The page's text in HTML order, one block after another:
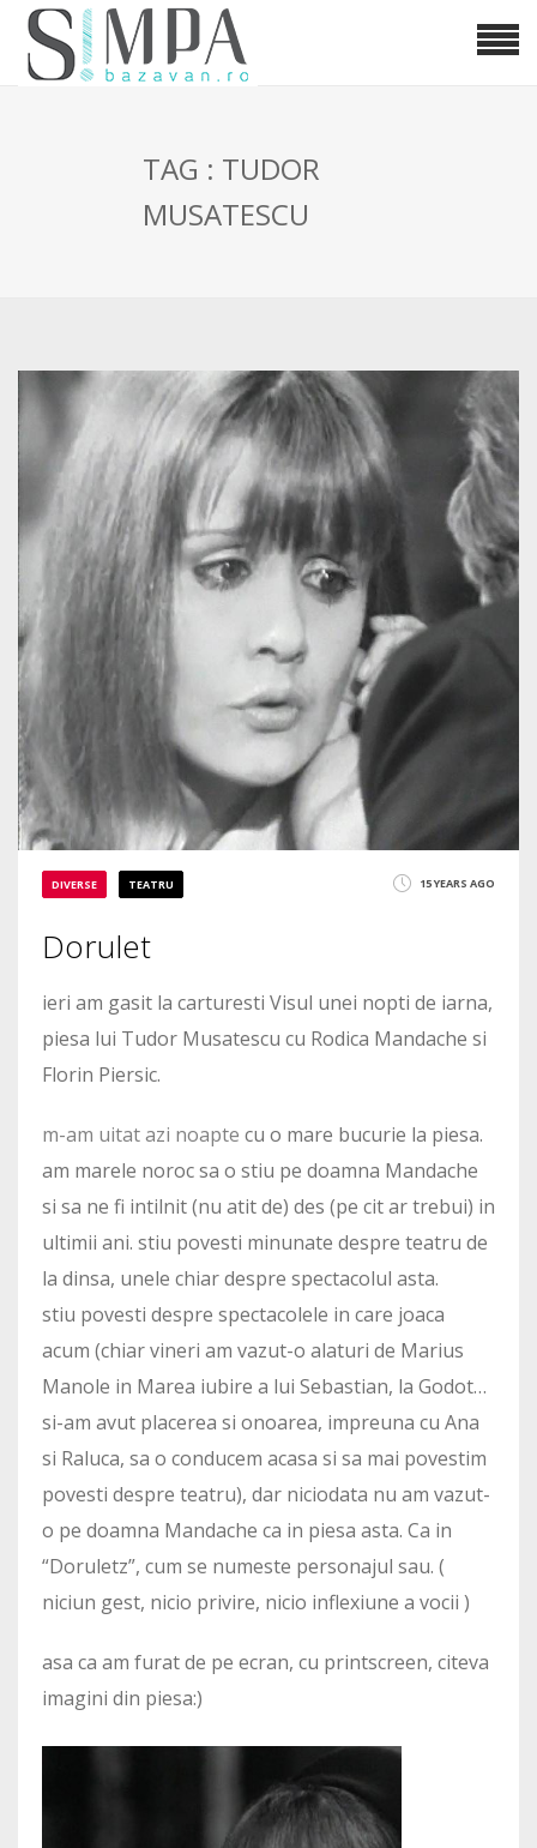
TAG : TUDOR
MUSATESCU
DIVERSE TEATRU 15 YEARS AGO
Dorulet
ieri am gasit la carturesti Visul unei nopti de iarna,
piesa lui Tudor Musatescu cu Rodica Mandache si
Florin Piersic.
m-am uitat azi noapte cu o mare bucurie la piesa.
am marele noroc sa o stiu pe doamna Mandache
si sa ne fi intilnit (nu atit de) des (pe cit ar trebui) in
ultimii ani. stiu povesti minunate despre teatru de
la dinsa, unele chiar despre spectacolul asta.
stiu povesti despre spectacolele in care joaca
acum (chiar vineri am vazut-o alaturi de Marius
Manole in Marea iubire a lui Sebastian, la Godot…
si-am avut placerea si onoarea, impreuna cu Ana
si Raluca, sa o conducem acasa si sa mai povestim
povesti despre teatru), dar niciodata nu am vazut-
o pe doamna Mandache ca in piesa asta. Ca in
“Doruletz”, cum se numeste personajul sau. (
niciun gest, nicio privire, nicio inflexiune a vocii )
asa ca am furat de pe ecran, cu printscreen, citeva
imagini din piesa:)